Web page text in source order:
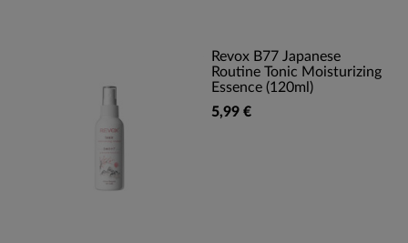
Revox B77 Japanese
Routine Tonic Moisturizing
Essence (120ml)
5,99 €